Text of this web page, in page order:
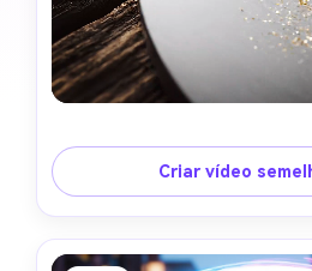
Criar vídeo